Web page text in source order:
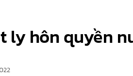
ly hôn quyền